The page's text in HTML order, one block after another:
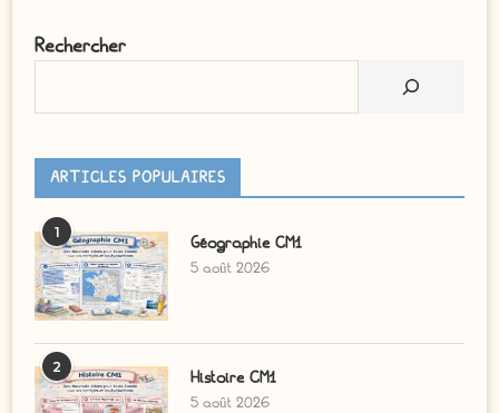
Rechercher
ARTICLES POPULAIRES
1
Géographie CM1
5 août 2026
2
Histoire CM1
5 août 2026